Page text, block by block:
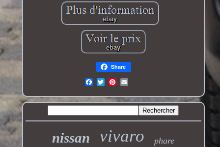
Share
nissan vivaro phare